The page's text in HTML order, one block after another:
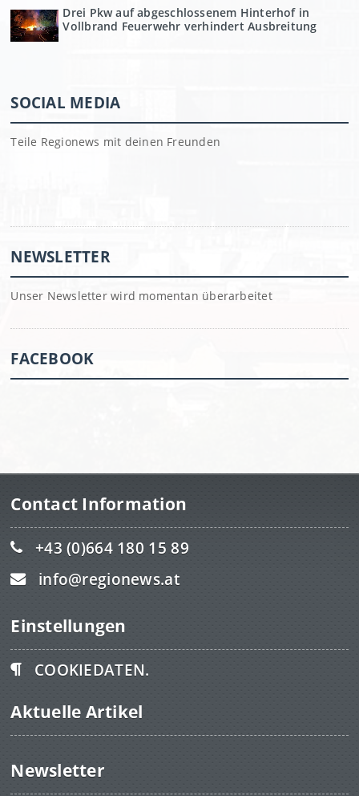
Drei Pkw auf abgeschlossenem Hinterhof in
Vollbrand Feuerwehr verhindert Ausbreitung
SOCIAL MEDIA
Teile Regionews mit deinen Freunden
NEWSLETTER
Unser Newsletter wird momentan überarbeitet
FACEBOOK
Contact Information
+43 (0)664 180 15 89
info@regionews.at
Einstellungen
COOKIEDATEN.
Aktuelle Artikel
Newsletter